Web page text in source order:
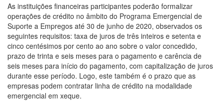
As instituições financeiras participantes poderão formalizar
operações de crédito no âmbito do Programa Emergencial de
Suporte a Empregos até 30 de junho de 2020, observados os
seguintes requisitos: taxa de juros de três inteiros e setenta e
cinco centésimos por cento ao ano sobre o valor concedido,
prazo de trinta e seis meses para o pagamento e carência de
seis meses para início do pagamento, com capitalização de juros
durante esse período. Logo, este também é o prazo que as
empresas podem contratar linha de crédito na modalidade
emergencial em xeque.